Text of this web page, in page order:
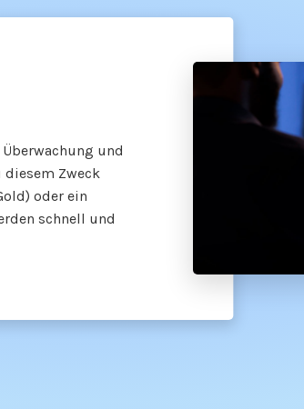
und
diesem Zweck
oder ein
schnell und